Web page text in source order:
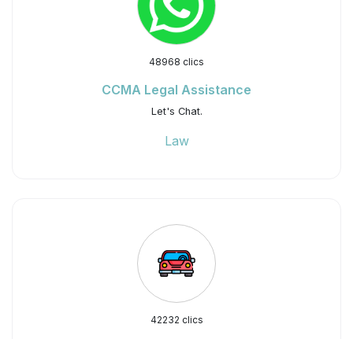
48968 clics
CCMA Legal Assistance
Let's Chat.
Law
42232 clics